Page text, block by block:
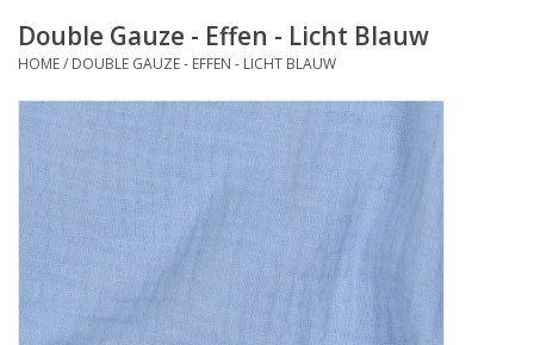
Fournituren
Workshops
Diy pakketten
Studio Olive inspireert....
Double Gauze - Effen - Licht Blauw
HOME/ DOUBLE GAUZE - EFFEN - LICHT BLAUW